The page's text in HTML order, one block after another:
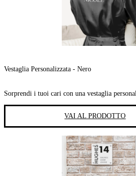
Vestaglia Personalizzata - Nero
Sorprendi i tuoi cari con una vestaglia
VAI AL PRODOTTO